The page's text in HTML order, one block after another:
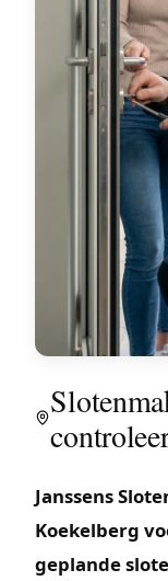
Janssens
Koekelberg
geplande